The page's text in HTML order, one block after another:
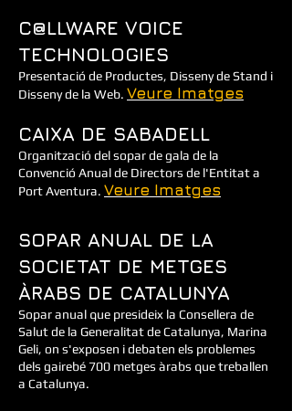
C@LLWARE VOICE
TECHNOLOGIES
Presentació de Productes, Disseny de Stand i
Disseny de la Web. Veure Imatges
CAIXA DE SABADELL
Organització del sopar de gala de la
Convenció Anual de Directors de l'Entitat a
Port Aventura. Veure Imatges
SOPAR ANUAL DE LA
SOCIETAT DE METGES
ÀRABS DE CATALUNYA
Sopar anual que presideix la Consellera de
Salut de la Generalitat de Catalunya, Marina
Geli, on s'exposen i debaten els problemes
dels gairebé 700 metges àrabs que treballen
a Catalunya.